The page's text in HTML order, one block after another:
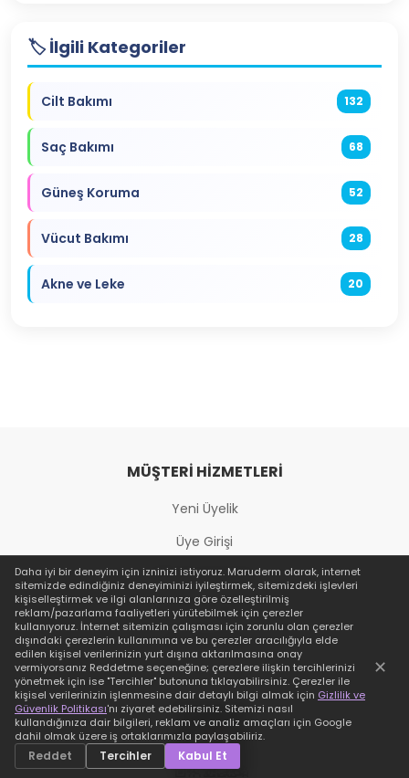
🏷️ İlgili Kategoriler
Cilt Bakımı 132
Saç Bakımı 68
Güneş Koruma 52
Vücut Bakımı 28
Akne ve Leke 20
MÜŞTERI HIZMETLERI
Yeni Üyelik
Üye Girişi
Şifremi Unuttum
İletişim Bilgileri
Sipariş Takibi
Daha iyi bir deneyim için izninizi istiyoruz. Maruderm olarak, internet
sitemizde edindiğiniz deneyiminizi iyileştirmek, sitemizdeki işlevleri
kişiselleştirmek ve ilgi alanlarınıza göre özelleştirilmiş
reklam/pazarlama faaliyetleri yürütebilmek için çerezler
kullanıyoruz. İnternet sitemizin çalışması için zorunlu olan çerezler
dışındaki çerezlerin kullanımına ve bu çerezler aracılığıyla elde
edilen kişisel verilerinizin yurt dışına aktarılmasına onay
vermiyorsanız Reddetme seçeneğine; çerezlere ilişkin tercihlerinizi
yönetmek için ise "Tercihler" butonuna tıklayabilirsiniz. Çerezler ile
kişisel verilerinizin işlenmesine dair detaylı bilgi almak için Gizlilik ve
Güvenlik Politikası'nı ziyaret edebilirsiniz. Sitemizi nasıl
kullandığınıza dair bilgileri, reklam ve analiz amaçları için Google
dahil olmak üzere iş ortaklarımızla paylaşabiliriz.
Reddet Tercihler Kabul Et
✕